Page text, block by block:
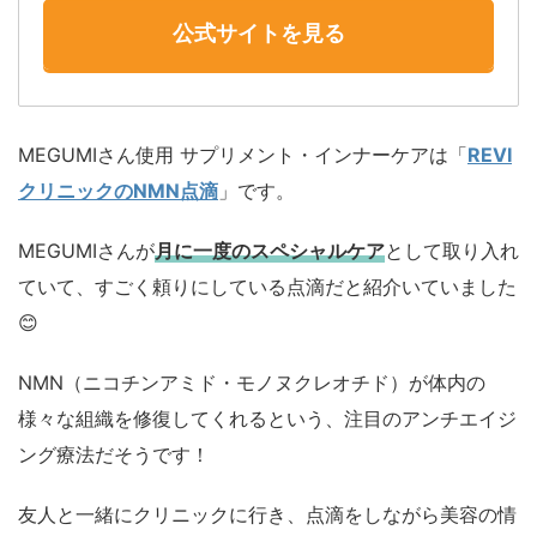
公式サイトを見る
MEGUMIさん使用 サプリメント・インナーケアは「REVI
クリニックのNMN点滴 」です。
MEGUMIさんが月に一度のスペシャルケアとして取り入れ
ていて、すごく頼りにしている点滴だと紹介いていました
😊
NMN（ニコチンアミド・モノヌクレオチド）が体内の
様々な組織を修復してくれるという、注目のアンチエイジ
ング療法だそうです！
友人と一緒にクリニックに行き、点滴をしながら美容の情